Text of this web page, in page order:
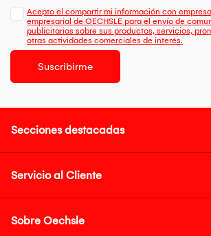
Acepto el compartir mi información con
empresarial de OECHSLE para el envío de
publicitarias sobre sus productos, servicios,
otras actividades comerciales de interés.
Suscribirme
Secciones destacadas
Servicio al Cliente
Sobre Oechsle